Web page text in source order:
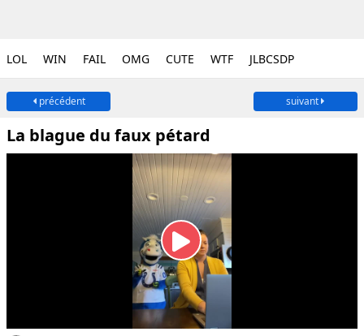
LOL WIN FAIL OMG CUTE WTF JLBCSDP
précédent suivant
La blague du faux pétard